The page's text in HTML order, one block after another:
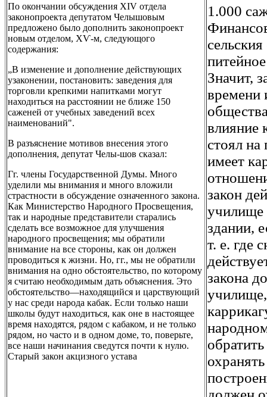
По окончании обсуждения XIV отдела
законопроекта депутатом Челышовым
предложено было дополнить законопроект
новым отделом, ХѴ-м, следующого
содержания:
„В изменение и дополнение действующих
узаконении, постановить: заведения для
торговли крепкими напитками могут
находиться на расстоянии не ближе 150
саженей от учебных заведений всех
наименований".
В разъяснение мотивов внесения этого
дополнения, депутат Челы-шов сказал:
Гг. члены Государственной Думы. Много
уделили мы внимания и много вложили
страстности в обсуждение означенного закона.
Как Министерство Народного Просвещения,
так и народные представители старались
сделать все возможное для улучшения
народного просвещения; мы обратили
внимание на все стороны, как он должен
проводиться к жизни. Но, гг., мы не обратили
внимания на одно обстоятельство, по которому
я считаю необходимым дать объяснения. Это
обстоятельство—находящийся и царствующий
у нас среди народа кабак. Если только наши
школы будут находиться, как оне в настоящее
время находятся, рядом с кабаком, и не только
рядом, но часто и в одном доме, то, поверьте,
все наши начинания сведутся почти к нулю.
Старый закон акцизного устава
1.000
Значит,
времени
влияние
стоял на
имеет
закон
училище
здании,
т. е. где
закона
училище,